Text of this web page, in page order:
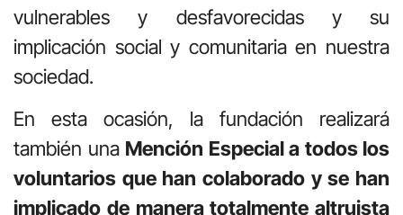
vulnerables y desfavorecidas y su
implicación social y comunitaria en nuestra
sociedad.
En esta ocasión, la fundación realizará
también una Mención Especial a todos los
voluntarios que han colaborado y se han
implicado de manera totalmente altruista